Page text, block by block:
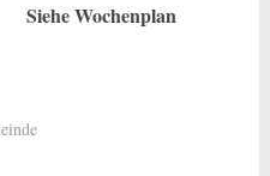
Siehe Wochenplan